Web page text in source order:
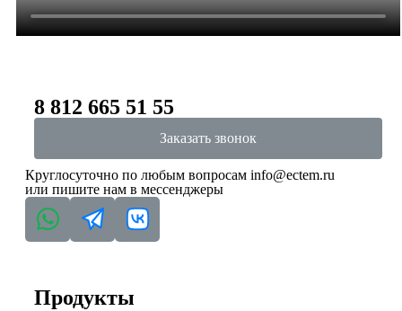
8 812 665 51 55
Заказать звонок
Круглосуточно по любым вопросам info@ectem.ru
или пишите нам в мессенджеры
Продукты